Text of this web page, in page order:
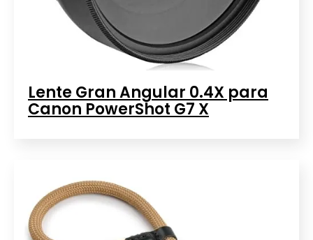
Lente Gran Angular 0.4X para
Canon PowerShot G7 X